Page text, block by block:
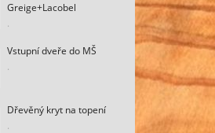
Greige+Lacobel
.
Vstupní dveře do MŠ
.
Dřevěný kryt na topení
.